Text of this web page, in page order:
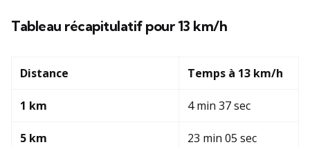
Tableau récapitulatif pour 13 km/h
Distance Temps à 13 km/h
1 km 4 min 37 sec
5 km 23 min 05 sec